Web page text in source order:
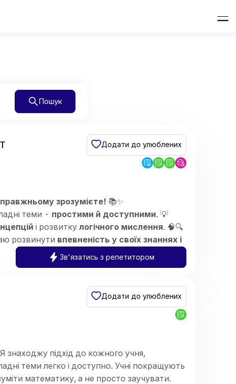
Пошук
Додати до улюблених
зрозумієте! 📚✨
теми - простими й доступними. 💡
і розвитку логічного мислення. 🧠🔍
розвинути впевненість у своїх знаннях і
Зв'язатись з репетитором
Додати до улюблених
знаходжу підхід до кожного учня,
теми легко і доступно. Учні покращують
математику, а не просто заучувати.